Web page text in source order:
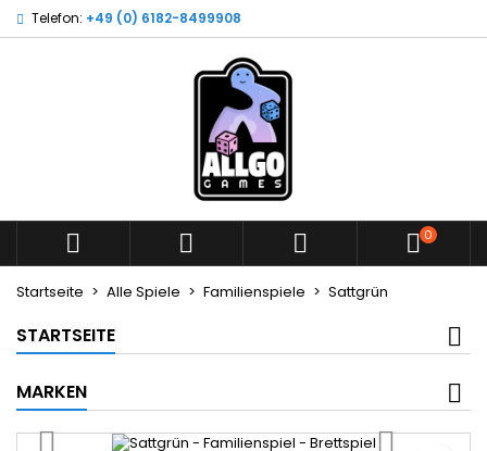
Telefon: +49 (0) 6182-8499908
   0
Startseite Alle Spiele Familienspiele Sattgrün
STARTSEITE
MARKEN
Wunschliste
Wunschliste erstellen
Anmelden
Sie müssen angemeldet sein, um Artikel Ihrer Wunschliste
hinzufügen zu können.